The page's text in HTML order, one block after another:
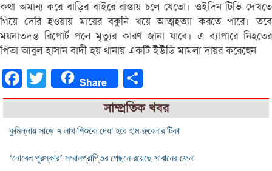
কথা অমান্য করে বাড়ির বাইরে রাস্তায় চলে যেতো। ওইদিন টিভি দেখতে
গিয়ে দেরি হওয়ায় মায়ের বকুনি খয়ে আত্মহত্যা করতে পারে। তবে
ময়নাতদন্ত রিপোর্ট পলে মৃত্যুর কারণ জানা যাবে। এ ব্যাপারে নিহতের
পিতা আবুল হাসান বাদী হয় থানায় একটি ইউডি মামলা দায়র করেছেন
FacebookTwitter Share
সাম্প্রতিক খবর
কুমিল্লায় সাড়ে ৭ লাখ শিশুকে দেয়া হবে হাম-রুবেলার টিকা
‘নোবেল পুরস্কার’ সম্মানপ্রাপ্তির পেছনে রয়েছে সাবানের ফেনা